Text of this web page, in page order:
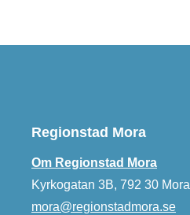
Regionstad Mora
Om Regionstad Mora
Kyrkogatan 3B, 792 30 Mora
mora@regionstadmora.se